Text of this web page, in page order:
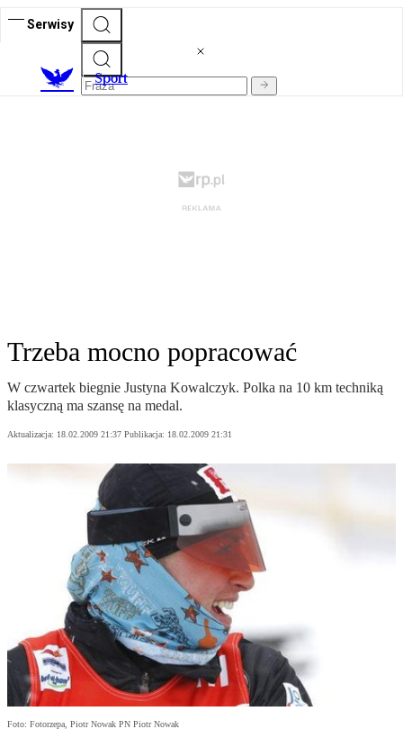
Serwisy
Sport
Trzeba mocno popracować
W czwartek biegnie Justyna Kowalczyk. Polka na 10 km techniką
klasyczną ma szansę na medal.
Aktualizacja: 18.02.2009 21:37 Publikacja: 18.02.2009 21:31
Foto: Fotorzepa, Piotr Nowak PN Piotr Nowak